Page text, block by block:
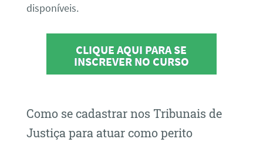
disponíveis.
CLIQUE AQUI PARA SE
INSCREVER NO CURSO
Como se cadastrar nos Tribunais de
Justiça para atuar como perito